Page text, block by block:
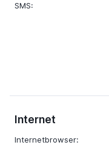
SMS:
Internet
Internetbrowser: